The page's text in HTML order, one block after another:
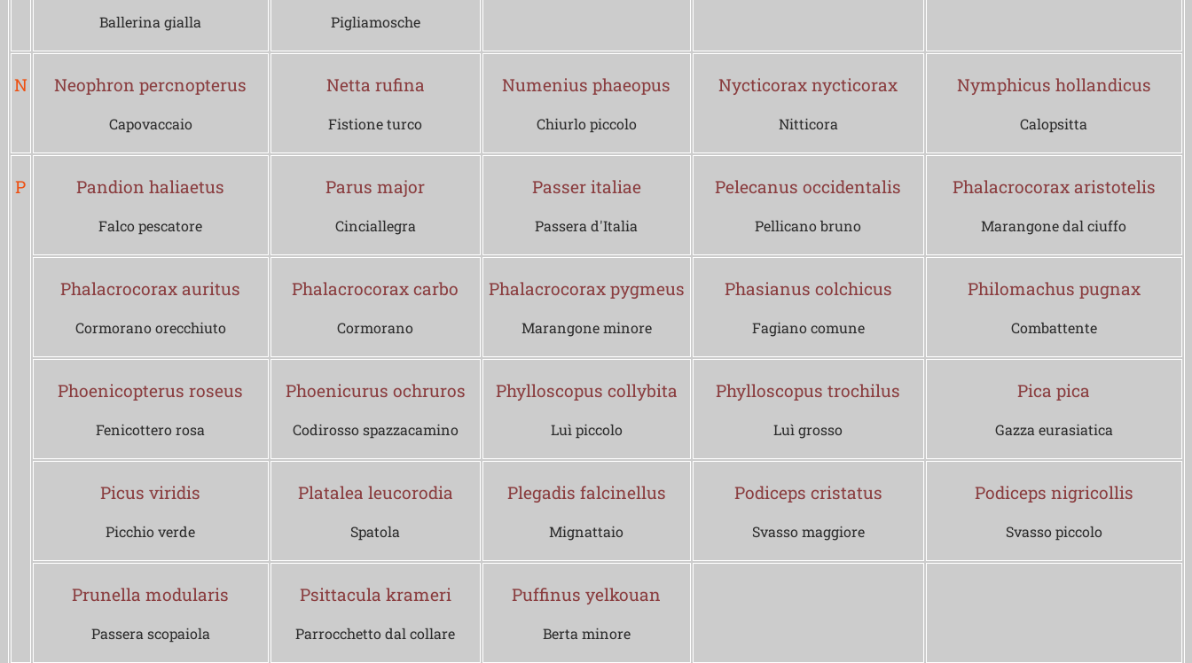
Ballerina gialla Pigliamosche
N Neophron percnopterus
Capovaccaio
Netta rufina
Fistione turco
Numenius phaeopus
Chiurlo piccolo
Nycticorax nycticorax
Nitticora
Nymphicus hollandicus
Calopsitta
P Pandion haliaetus
Falco pescatore
Parus major
Cinciallegra
Passer italiae
Passera d'Italia
Pelecanus occidentalis
Pellicano bruno
Phalacrocorax aristotelis
Marangone dal ciuffo
Phalacrocorax auritus
Cormorano orecchiuto
Phalacrocorax carbo
Cormorano
Phalacrocorax pygmeus
Marangone minore
Phasianus colchicus
Fagiano comune
Philomachus pugnax
Combattente
Phoenicopterus roseus
Fenicottero rosa
Phoenicurus ochruros
Codirosso spazzacamino
Phylloscopus collybita
Luì piccolo
Phylloscopus trochilus
Luì grosso
Pica pica
Gazza eurasiatica
Picus viridis
Picchio verde
Platalea leucorodia
Spatola
Plegadis falcinellus
Mignattaio
Podiceps cristatus
Svasso maggiore
Podiceps nigricollis
Svasso piccolo
Prunella modularis
Passera scopaiola
Psittacula krameri
Parrocchetto dal collare
Puffinus yelkouan
Berta minore